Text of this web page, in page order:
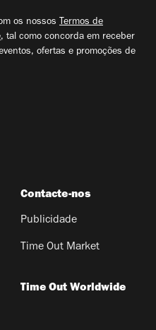
os nossos Termos de
, tal como concorda em receber
ofertas e promoções de
Contacte-nos
Publicidade
Time Out Market
Time Out Worldwide